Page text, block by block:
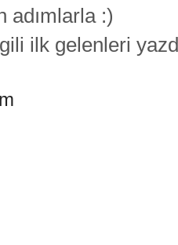
adımlarla :)
ilk gelenleri